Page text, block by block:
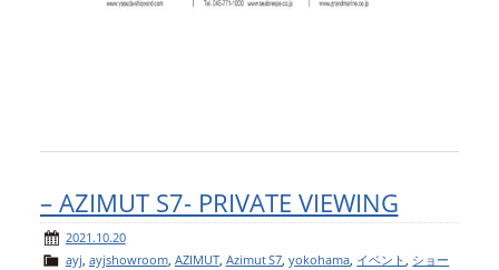
– AZIMUT S7- PRIVATE VIEWING
2021.10.20
ayj ayjshowroom, AZIMUT, Azimut S7 ,yokohama イベント ショー